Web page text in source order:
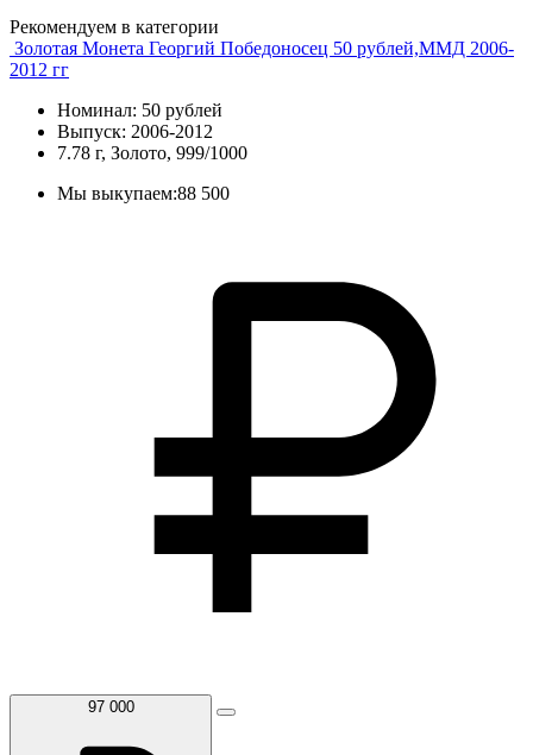
Рекомендуем в категории
Золотая Монета Георгий Победоносец 50 рублей,ММД 2006-
2012 гг
Номинал: 50 рублей
Выпуск: 2006-2012
7.78 г, Золото, 999/1000
Мы выкупаем:88 500
97 000